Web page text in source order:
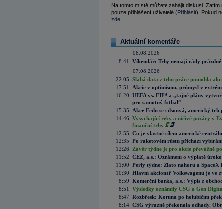
Na tomto místě můžete zahájit diskusi.
pouze přihlášení uživatelé (Přihlásit). Pokud
zde
Aktuální komentáře
08.08.2026
8:41
Víkendář: Trhy nemají rády prázdné
07.08.2026
22:05 Slabá data z trhu práce pomohla
17:51
Akcie v optimismu, průmysl v
16:20 UEFA vs. FIFA a „tajné plány
pro samotný fotbal“
15:35
Akce Fedu se odsouvá, americký
14:46 Vysychající řeky a ničivé požáry v
finanční trhy
12:55 Co je vlastně cílem americké
12:35 Po raketovém růstu přichází
12:26
Závěr týdne je pro akcie převážně
11:52 ČEZ, a.s.: Oznámení o výplatě
11:00 Perly týdne: Zlato nahoru a SpaceX
10:30 Hlavní akcionář Volkswagenu je ve
8:59 Komerční banka, a.s.: Výpis z
8:51
Výsledky oznámily CSG a Gen
8:47 Rozbřesk: Koruna po holubičím
8:14 CSG výrazně překonala odhady.